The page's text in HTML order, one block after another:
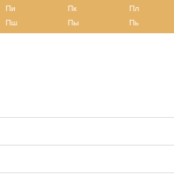
Пи Пк Пл
Пш Пы Пь